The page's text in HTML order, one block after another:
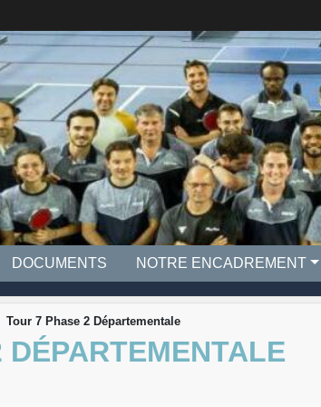
DOCUMENTS NOTRE ENCADREMENT
Tour 7 Phase 2 Départementale